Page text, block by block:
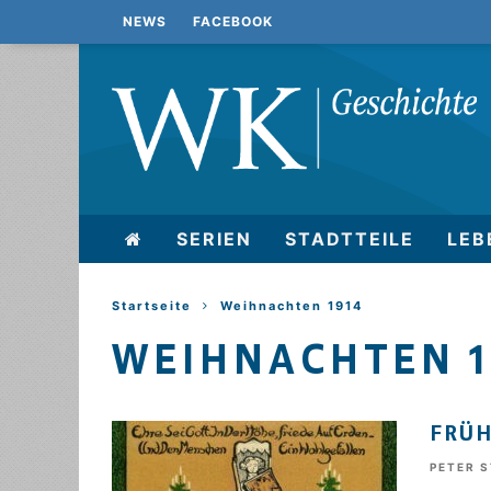
NEWS FACEBOOK
SERIEN STADTTEILE
Startseite Weihnachten 1914
WEIHNACHTEN
PETER